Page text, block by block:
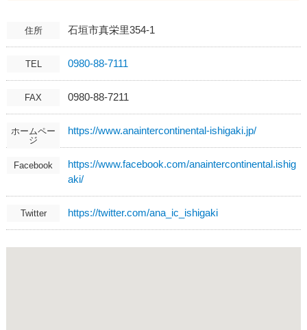
住所 石垣市真栄里354-1
TEL 0980-88-7111
FAX 0980-88-7211
ホームペー
ジ
https://www.anaintercontinental-ishigaki.jp/
Facebook
https://www.facebook.com/anaintercontinental.ishig
aki/
Twitter https://twitter.com/ana_ic_ishigaki